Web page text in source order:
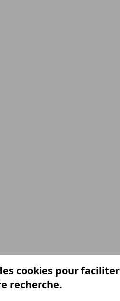
cookies pour faciliter
recherche.